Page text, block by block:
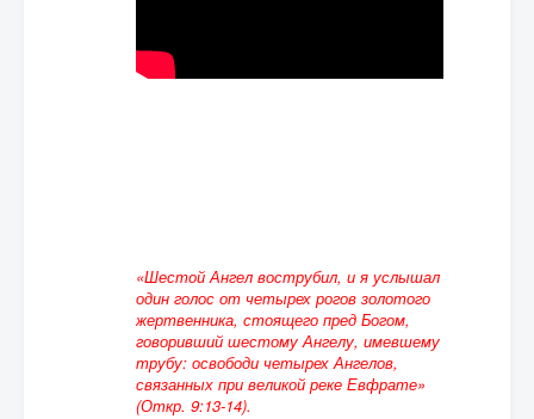
«Шестой Ангел вострубил, и я услышал
один голос от четырех рогов золотого
жертвенника, стоящего пред Богом,
говоривший шестому Ангелу, имевшему
трубу: освободи четырех Ангелов,
связанных при великой реке Евфрате»
(Откр. 9:13-14).